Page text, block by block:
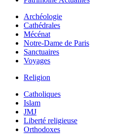
Archéologie
Cathédrales
Mécénat
Notre-Dame de Paris
Sanctuaires
Voyages
Religion
Catholiques
Islam
JMJ
Liberté religieuse
Orthodoxes